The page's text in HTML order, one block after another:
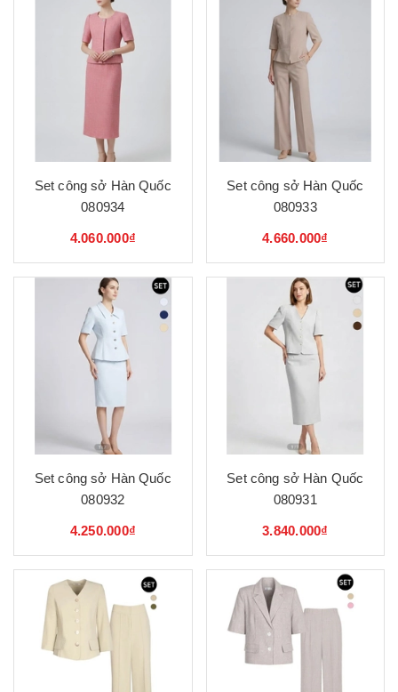
Set công sở Hàn Quốc
080934
4.060.000₫
Set công sở Hàn Quốc
080933
4.660.000₫
Set công sở Hàn Quốc
080932
4.250.000₫
Set công sở Hàn Quốc
080931
3.840.000₫